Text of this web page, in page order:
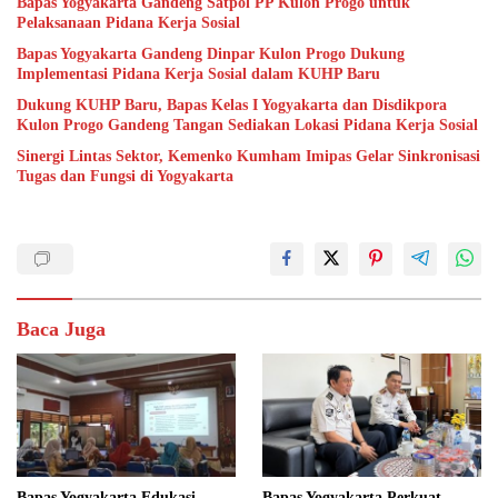
Pelaksanaan Pidana Kerja Sosial
Bapas Yogyakarta Gandeng Dinpar Kulon Progo Dukung
Implementasi Pidana Kerja Sosial dalam KUHP Baru
Dukung KUHP Baru, Bapas Kelas I Yogyakarta dan Disdikpora
Kulon Progo Gandeng Tangan Sediakan Lokasi Pidana Kerja Sosial
Sinergi Lintas Sektor, Kemenko Kumham Imipas Gelar Sinkronisasi
Tugas dan Fungsi di Yogyakarta
Baca Juga